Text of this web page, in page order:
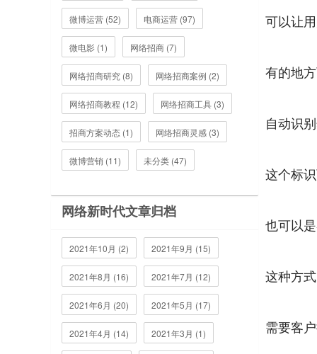
微博运营 (52) 电商运营 (97)
微电影 (1) 网络招商 (7)
网络招商研究 (8) 网络招商案例 (2)
网络招商教程 (12) 网络招商工具 (3)
招商方案动态 (1) 网络招商灵感 (3)
微博营销 (11) 未分类 (47)
网络新时代文章归档
2021年10月 (2) 2021年9月 (15)
2021年8月 (16) 2021年7月 (12)
2021年6月 (20) 2021年5月 (17)
2021年4月 (14) 2021年3月 (1)
可以让
有的地
自动识
这个标
也可以
这种方
需要客